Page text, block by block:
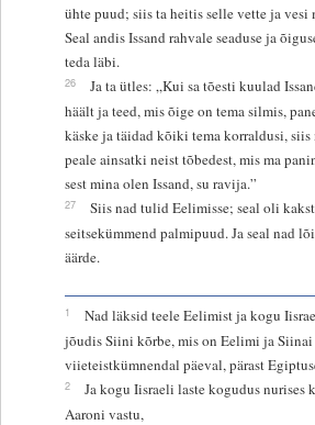
ühte puud; siis ta heitis selle vette ja vesi
Seal andis Issand rahvale seaduse ja
teda läbi.
26
Ja ta ütles: „Kui sa tõesti kuulad
häält ja teed, mis õige on tema silmis,
käske ja täidad kõiki tema korraldusi, siis
peale ainsatki neist tõbedest, mis ma
sest mina olen Issand, su ravija.”
27
Siis nad tulid Eelimisse; seal oli
seitsekümmend palmipuud. Ja seal nad
äärde.
1
Nad läksid teele Eelimist ja kogu
jõudis Siini kõrbe, mis on Eelimi ja Siinai
viieteistkümnendal päeval, pärast
2
Ja kogu Iisraeli laste kogudus nurises
Aaroni vastu,